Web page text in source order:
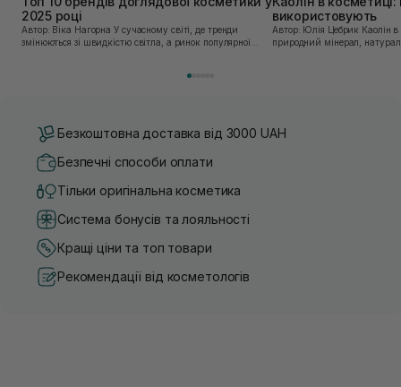
2025 році
Автор: Віка Нагорна У сучасному світі, де тренди
змінюються зі швидкістю світла, а ринок популярної
використовують
Автор: Юлія Цебрик Каолін в косметології – це
природний мінерал,
Безкоштовна доставка від 3000 UAH
Безпечні способи оплати
Тільки оригінальна косметика
Система бонусів та лояльності
Кращі ціни та топ товари
Рекомендації від косметологів